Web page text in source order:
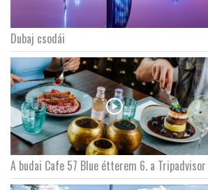
Dubaj csodái
A budai Cafe 57 Blue étterem 6. a